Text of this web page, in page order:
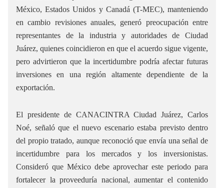
México, Estados Unidos y Canadá (T-MEC), manteniendo
en cambio revisiones anuales, generó preocupación entre
representantes de la industria y autoridades de Ciudad
Juárez, quienes coincidieron en que el acuerdo sigue vigente,
pero advirtieron que la incertidumbre podría afectar futuras
inversiones en una región altamente dependiente de la
exportación.
El presidente de CANACINTRA Ciudad Juárez, Carlos
Noé, señaló que el nuevo escenario estaba previsto dentro
del propio tratado, aunque reconoció que envía una señal de
incertidumbre para los mercados y los inversionistas.
Consideró que México debe aprovechar este periodo para
fortalecer la proveeduría nacional, aumentar el contenido